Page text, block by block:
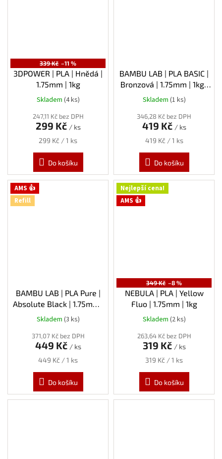
339 Kč –11 %
3DPOWER | PLA | Hnědá |
1.75mm | 1kg
Skladem (4 ks)
247,11 Kč bez DPH
299 Kč / ks
Měrná
299 Kč / 1 ks
Do košíku
BAMBU LAB | PLA BASIC |
Bronzová | 1.75mm | 1kg |
Refill
Skladem (1 ks)
346,28 Kč bez DPH
419 Kč / ks
Měrná
419 Kč / 1 ks
Do košíku
AMS 👍
Refill
BAMBU LAB | PLA Pure |
Absolute Black | 1.75mm |
1kg | Refill
Skladem (3 ks)
371,07 Kč bez DPH
449 Kč / ks
Měrná
449 Kč / 1 ks
Do košíku
Nejlepší cena!
AMS 👍
349 Kč –8 %
NEBULA | PLA | Yellow
Fluo | 1.75mm | 1kg
Skladem (2 ks)
263,64 Kč bez DPH
319 Kč / ks
Měrná
319 Kč / 1 ks
Do košíku